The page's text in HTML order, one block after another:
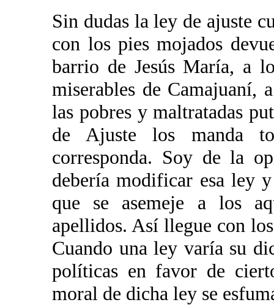
Sin dudas la ley de ajuste
con los pies mojados
barrio de Jesús María, a
miserables de Camajuaní,
las pobres y maltratadas
de Ajuste los manda
corresponda. Soy de la
debería modificar esa ley
que se asemeje a los
apellidos. Así llegue con
Cuando una ley varía su
políticas en favor de
moral de dicha ley se